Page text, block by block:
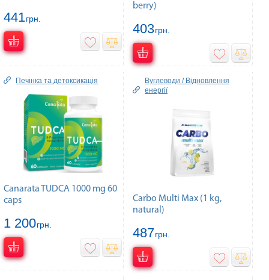
441грн.
berry)
403грн.
Печінка та детоксикація
Canarata TUDCA 1000 mg 60
caps
1 200грн.
Вуглеводи / Відновлення
енергії
Carbo Multi Max (1 kg,
natural)
487грн.